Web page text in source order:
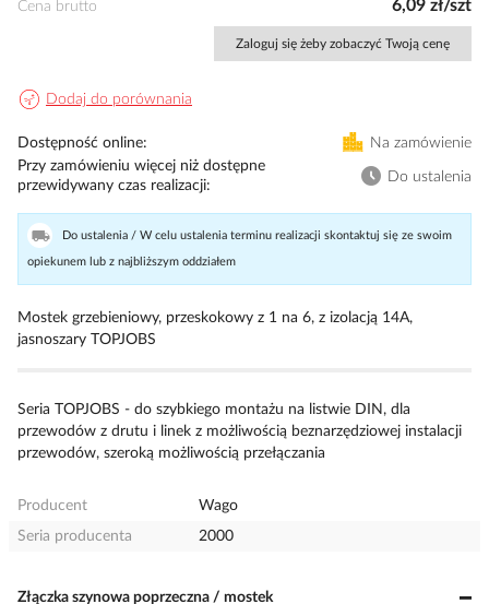
Cena brutto 6,09 zł/szt
Zaloguj się żeby zobaczyć Twoją cenę
Dodaj do porównania
Dostępność online
Na zamówienie
Przy zamówieniu więcej niż dostępne
przewidywany czas realizacji
Do ustalenia
Do ustalenia / W celu ustalenia terminu realizacji skontaktuj się ze swoim
opiekunem lub z najbliższym oddziałem
Mostek grzebieniowy, przeskokowy z 1 na 6, z izolacją 14A,
jasnoszary TOPJOBS
Seria TOPJOBS - do szybkiego montażu na listwie DIN, dla
przewodów z drutu i linek z możliwością beznarzędziowej instalacji
przewodów, szeroką możliwością przełączania
Producent
Wago
Seria producenta
2000
Złączka szynowa poprzeczna / mostek